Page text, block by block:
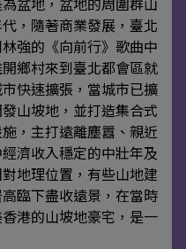
，隨著商業發展，臺北
強的《向前行》歌曲中
鄉村來到臺北都會區就
快速擴張，當城市已擴
山坡地，並打造集合式
，主打遠離塵囂、親近
濟收入穩定的中壯年及
地理位置，有些山地建
臨下盡收遠景，在當時
港的山坡地豪宅，是一